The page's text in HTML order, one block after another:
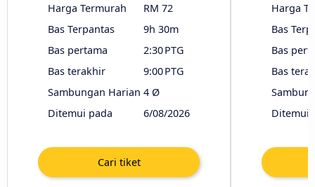
Harga Termurah
RM 72
Bas Terpantas
9h 30m
Bas pertama
2:30 PTG
Bas terakhir
9:00 PTG
Sambungan Harian 4 Ø
Ditemui pada
6/08/2026
Harga
Bas
Bas
Bas
Ditemui